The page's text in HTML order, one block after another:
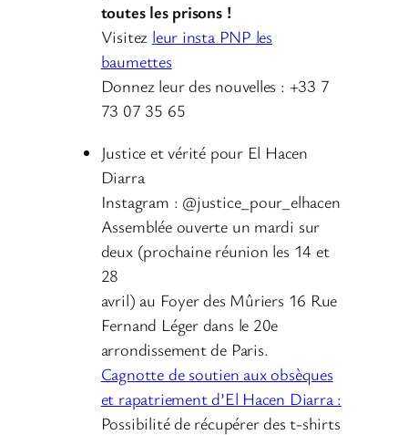
toutes les prisons !
Visitez leur insta PNP les
baumettes
Donnez leur des nouvelles : +33 7
73 07 35 65
Justice et vérité pour El Hacen
Diarra
Instagram : @justice_pour_elhacen
Assemblée ouverte un mardi sur
deux (prochaine réunion les 14 et
28
avril) au Foyer des Mûriers 16 Rue
Fernand Léger dans le 20e
arrondissement de Paris.
Cagnotte de soutien aux obsèques
et rapatriement d’El Hacen Diarra :
Possibilité de récupérer des t-shirts